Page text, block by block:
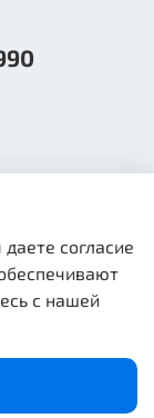
согласие
с нашей